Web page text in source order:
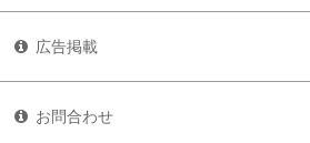
広告掲載
お問合わせ